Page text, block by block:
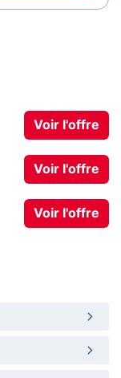
Voir l'offre
Voir l'offre
Voir l'offre